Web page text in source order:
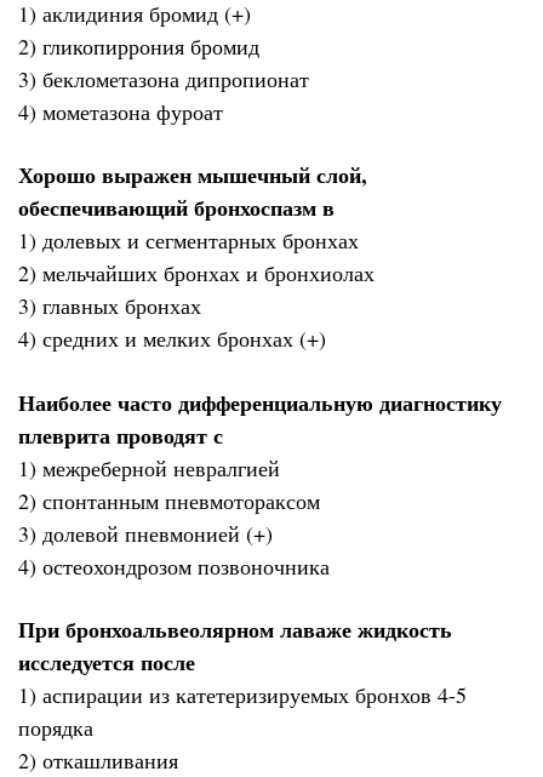
1) аклидиния бромид (+)
2) гликопиррония бромид
3) беклометазона дипропионат
4) мометазона фуроат
Хорошо выражен мышечный слой,
обеспечивающий бронхоспазм в
1) долевых и сегментарных бронхах
2) мельчайших бронхах и бронхиолах
3) главных бронхах
4) средних и мелких бронхах (+)
Наиболее часто дифференциальную диагностику
плеврита проводят с
1) межреберной невралгией
2) спонтанным пневмотораксом
3) долевой пневмонией (+)
4) остеохондрозом позвоночника
При бронхоальвеолярном лаваже жидкость
исследуется после
1) аспирации из катетеризируемых бронхов 4-5
порядка
2) откашливания